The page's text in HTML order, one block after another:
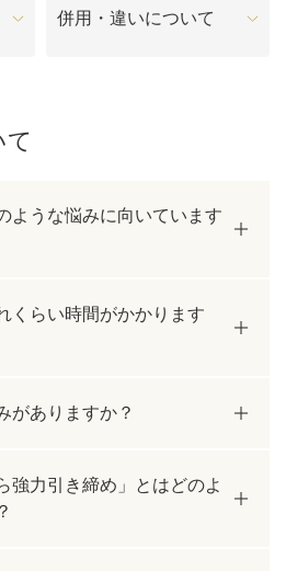
併用・違いについて
て
ような悩みに向いています
くらい時間がかかります
がありますか？
強力引き締め」とはどのよ